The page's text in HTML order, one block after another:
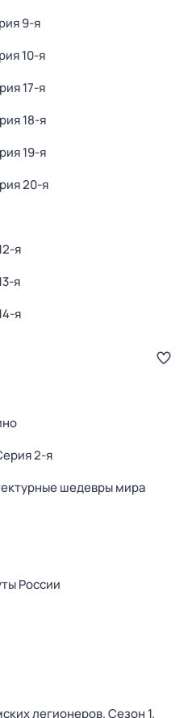
9-я
10-я
17-я
18-я
19-я
20-я
я
я
я
2-я
шедевры мира
России
легионеров. Сезон 1.